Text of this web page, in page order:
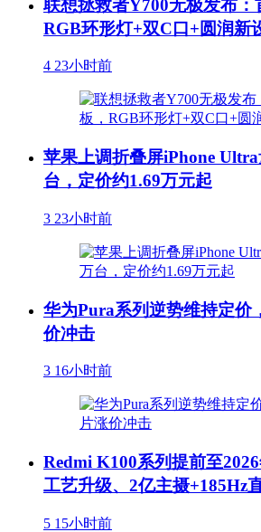
联想拯救者Y700无极发布：
RGB环形灯+双C口+圆润新
4 23小时前
苹果上调折叠屏iPhone
台，定价约1.69万元起
3 23小时前
华为Pura系列逆势维持定价
价冲击
3 16小时前
Redmi K100系列提前至
工艺升级、2亿主摄+185Hz
5 15小时前